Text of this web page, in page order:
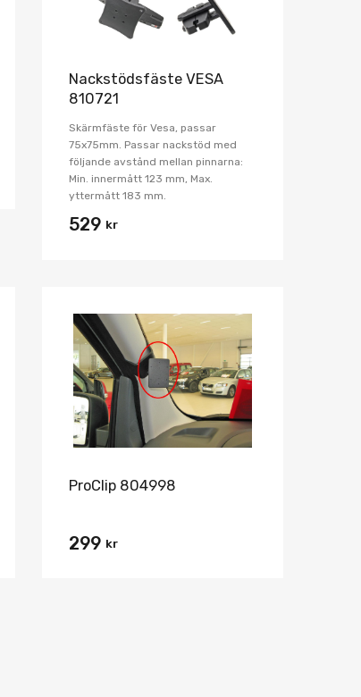
Nackstödsfäste VESA
810721
Skärmfäste för Vesa, passar
75x75mm. Passar nackstöd med
följande avstånd mellan pinnarna:
Min. innermått 123 mm, Max.
yttermått 183 mm.
529 kr
Lägg i önskelista
ProClip 804998
299 kr